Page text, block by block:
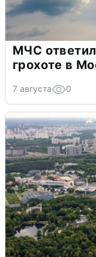
МЧС
грохоте в
7 августа 0